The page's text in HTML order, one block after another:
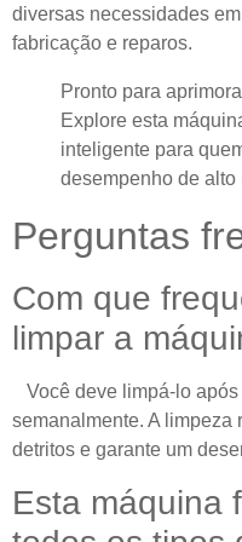
diversas necessidades
fabricação e reparos.
Pronto para
Explore esta
inteligente para
desempenho de alto
Perguntas
Com que
limpar a
Você deve limpá-lo
semanalmente. A limpeza
detritos e garante um
Esta máquina